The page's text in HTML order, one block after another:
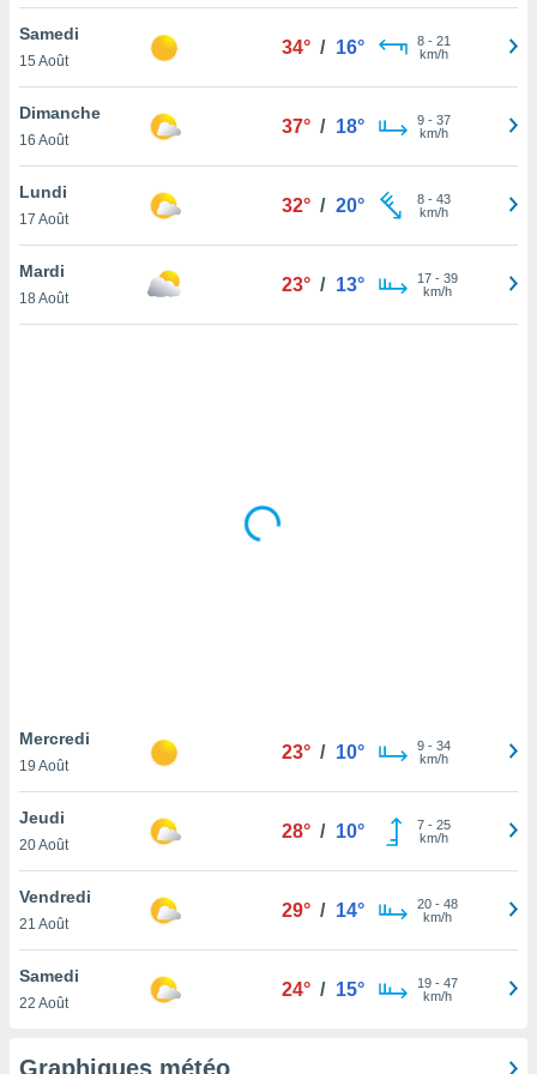
votre
à
en
le
notre
que
et que
Samedi
15 Août
34° / 16° 8- 21
km/h
Dimanche
16 Août
37° / 18° 9- 37
km/h
Lundi
17 Août
32° / 20° 8- 43
km/h
Mardi
18 Août
23° / 13° 17- 39
km/h
Mercredi
19 Août
23° / 10° 9- 34
km/h
Jeudi
20 Août
28° / 10° 7- 25
km/h
Vendredi
21 Août
29° / 14° 20- 48
km/h
Samedi
22 Août
24° / 15° 19- 47
km/h
Graphiques météo